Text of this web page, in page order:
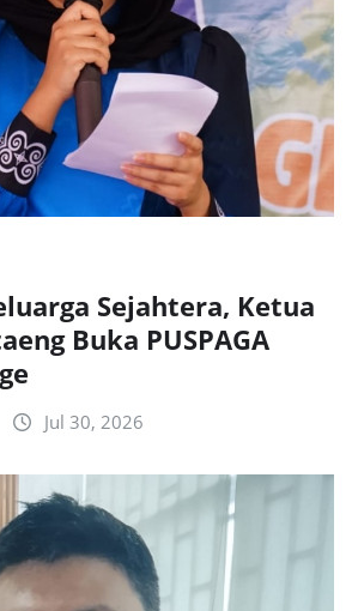
Sejahtera, Ketua
Buka PUSPAGA
Jul 30, 2026